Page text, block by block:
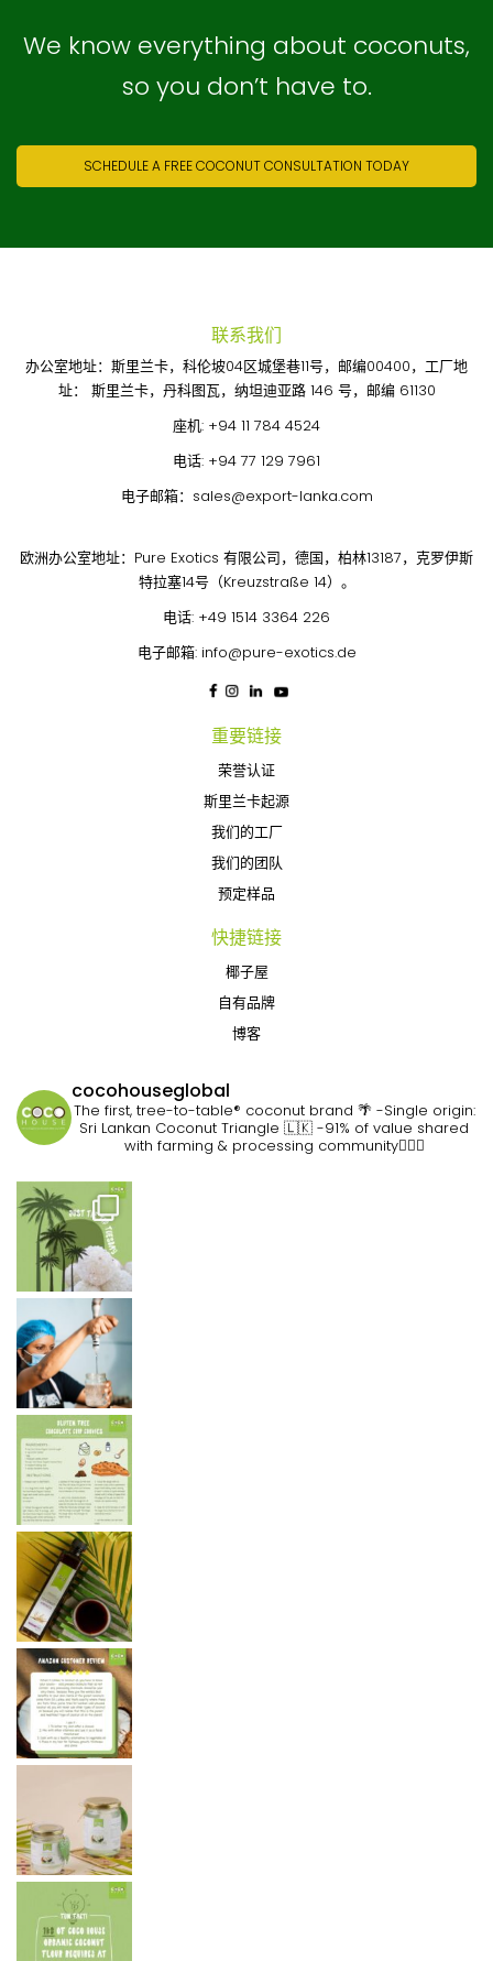
We know everything about coconuts,
so you don’t have to.
SCHEDULE A FREE COCONUT CONSULTATION TODAY
联系我们
办公室地址：斯里兰卡，科伦坡04区城堡巷11号，邮编00400，工厂地
址： 斯里兰卡，丹科图瓦，纳坦迪亚路 146 号，邮编 61130
座机: +94 11 784 4524
电话: +94 77 129 7961
电子邮箱： sales@export-lanka.com
欧洲办公室地址：Pure Exotics 有限公司，德国，柏林13187，克罗伊斯
特拉塞14号（Kreuzstraße 14）。
电话: +49 1514 3364 226
电子邮箱: info@pure-exotics.de
重要链接
荣誉认证
斯里兰卡起源
我们的工厂
我们的团队
预定样品
快捷链接
椰子屋
自有品牌
博客
cocohouseglobal
The first, tree-to-table® coconut brand 🌴 -Single origin:
Sri Lankan Coconut Triangle 🇱🇰 -91% of value shared
with farming & processing community👷🏽‍♀️